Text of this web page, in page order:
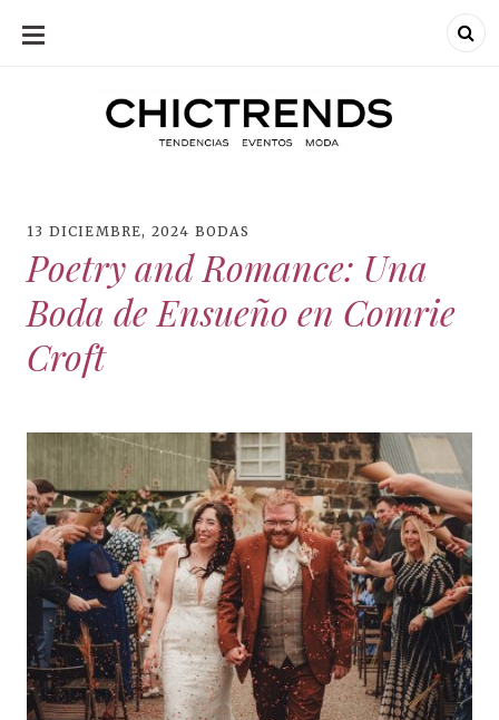
SKIP
Chic Trends
13 DICIEMBRE, 2024 BODAS
Poetry and Romance: Una
Boda de Ensueño en Comrie
Croft